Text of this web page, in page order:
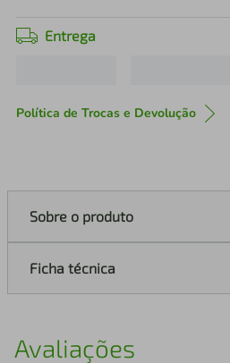
Entrega
Política de Trocas e Devolução
Sobre o produto
Ficha técnica
Avaliações